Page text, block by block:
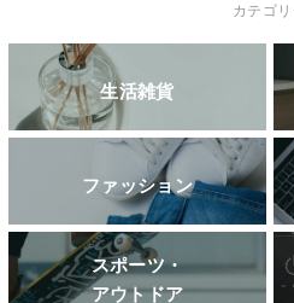
カテゴ
生活雑貨
ファッション
スポーツ・
アウトドア